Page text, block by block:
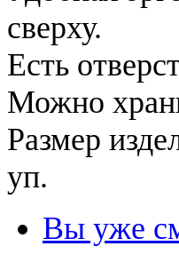
сверху.
Есть
Можно
Размер
Вы уже